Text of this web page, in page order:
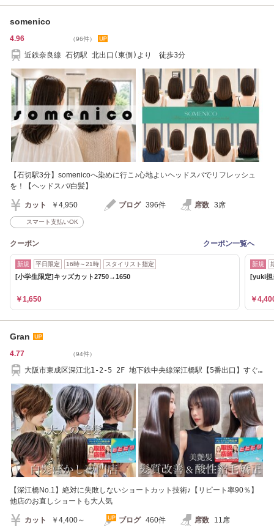
somenico
4.96 （96件）
近鉄奈良線 石切駅 北出口(東側)より 徒歩3分
【石切駅3分】somenicoへ染めに行こ♪心地よいヘッドスパでリフレッシュ
を！【ヘッドスパ/白髪】
カット ￥4,950 ブログ 396件 席数 3席
スマート支払いOK
クーポン クーポン一覧へ
新規 平日限定 16時～21時 スタイリスト指定
[小学生限定]キッズカット2750→1650
￥1,650
新規
[yuki担
￥
Gran
4.77 （94件）
大阪市東成区深江北1-2-5 2F 地下鉄中央線深江橋駅【5番出口】すぐ/
【深江橋No.1】絶対に失敗しないショートカット技術♪【リピート率90％】
他店のお直しショートも大人気
カット ￥4,400～ ブログ 460件 席数 11席